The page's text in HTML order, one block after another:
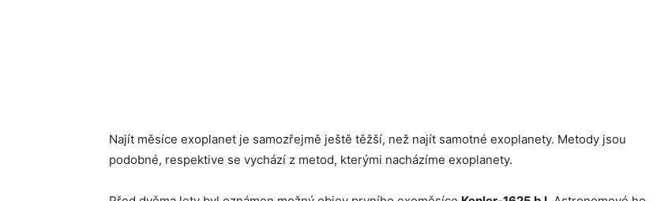
Najít měsíce exoplanet je samozřejmě ještě těžší, než najít samotné exoplanety. Metody jsou
podobné, respektive se vychází z metod, kterými nacházíme exoplanety.